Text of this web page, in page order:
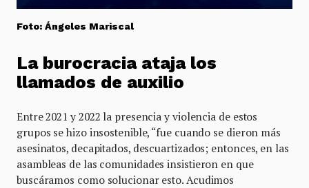
Foto: Ángeles Mariscal
La burocracia ataja los
llamados de auxilio
Entre 2021 y 2022 la presencia y violencia de estos
grupos se hizo insostenible, “fue cuando se dieron más
asesinatos, decapitados, descuartizados; entonces, en las
asambleas de las comunidades insistieron en que
buscáramos como solucionar esto. Acudimos